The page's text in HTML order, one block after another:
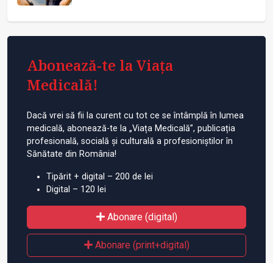
Abonează-te la Viața
Medicală!
Dacă vrei să fii la curent cu tot ce se întâmplă în lumea
medicală, abonează-te la „Viața Medicală”, publicația
profesională, socială și culturală a profesioniștilor în
Sănătate din România!
Tipărit + digital – 200 de lei
Digital – 120 lei
Abonare (digital)
Abonare (print+digital)